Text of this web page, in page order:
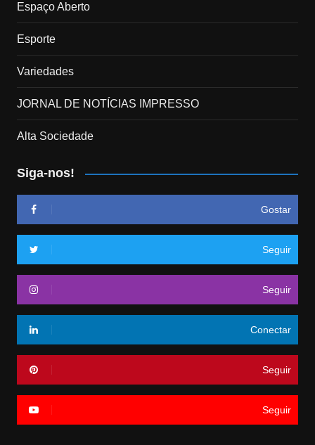
Espaço Aberto
Esporte
Variedades
JORNAL DE NOTÍCIAS IMPRESSO
Alta Sociedade
Siga-nos!
Gostar
Seguir
Seguir
Conectar
Seguir
Seguir